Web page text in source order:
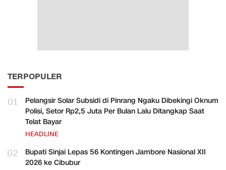
TERPOPULER
01
Pelangsir Solar Subsidi di Pinrang Ngaku Dibekingi Oknum
Polisi, Setor Rp2,5 Juta Per Bulan Lalu Ditangkap Saat
Telat Bayar
HEADLINE
02
Bupati Sinjai Lepas 56 Kontingen Jambore Nasional XII
2026 ke Cibubur